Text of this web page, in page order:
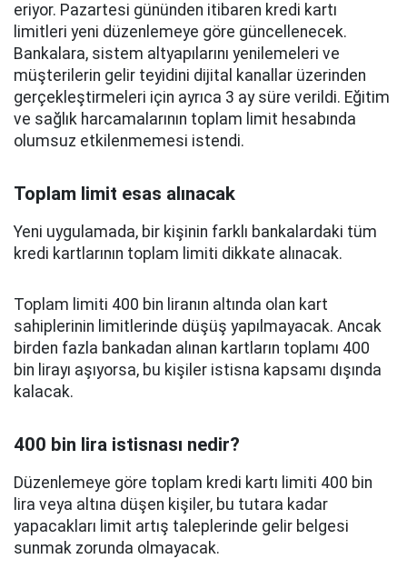
eriyor. Pazartesi gününden itibaren kredi kartı
limitleri yeni düzenlemeye göre güncellenecek.
Bankalara, sistem altyapılarını yenilemeleri ve
müşterilerin gelir teyidini dijital kanallar üzerinden
gerçekleştirmeleri için ayrıca 3 ay süre verildi. Eğitim
ve sağlık harcamalarının toplam limit hesabında
olumsuz etkilenmemesi istendi.
Toplam limit esas alınacak
Yeni uygulamada, bir kişinin farklı bankalardaki tüm
kredi kartlarının toplam limiti dikkate alınacak.
Toplam limiti 400 bin liranın altında olan kart
sahiplerinin limitlerinde düşüş yapılmayacak. Ancak
birden fazla bankadan alınan kartların toplamı 400
bin lirayı aşıyorsa, bu kişiler istisna kapsamı dışında
kalacak.
400 bin lira istisnası nedir?
Düzenlemeye göre toplam kredi kartı limiti 400 bin
lira veya altına düşen kişiler, bu tutara kadar
yapacakları limit artış taleplerinde gelir belgesi
sunmak zorunda olmayacak.